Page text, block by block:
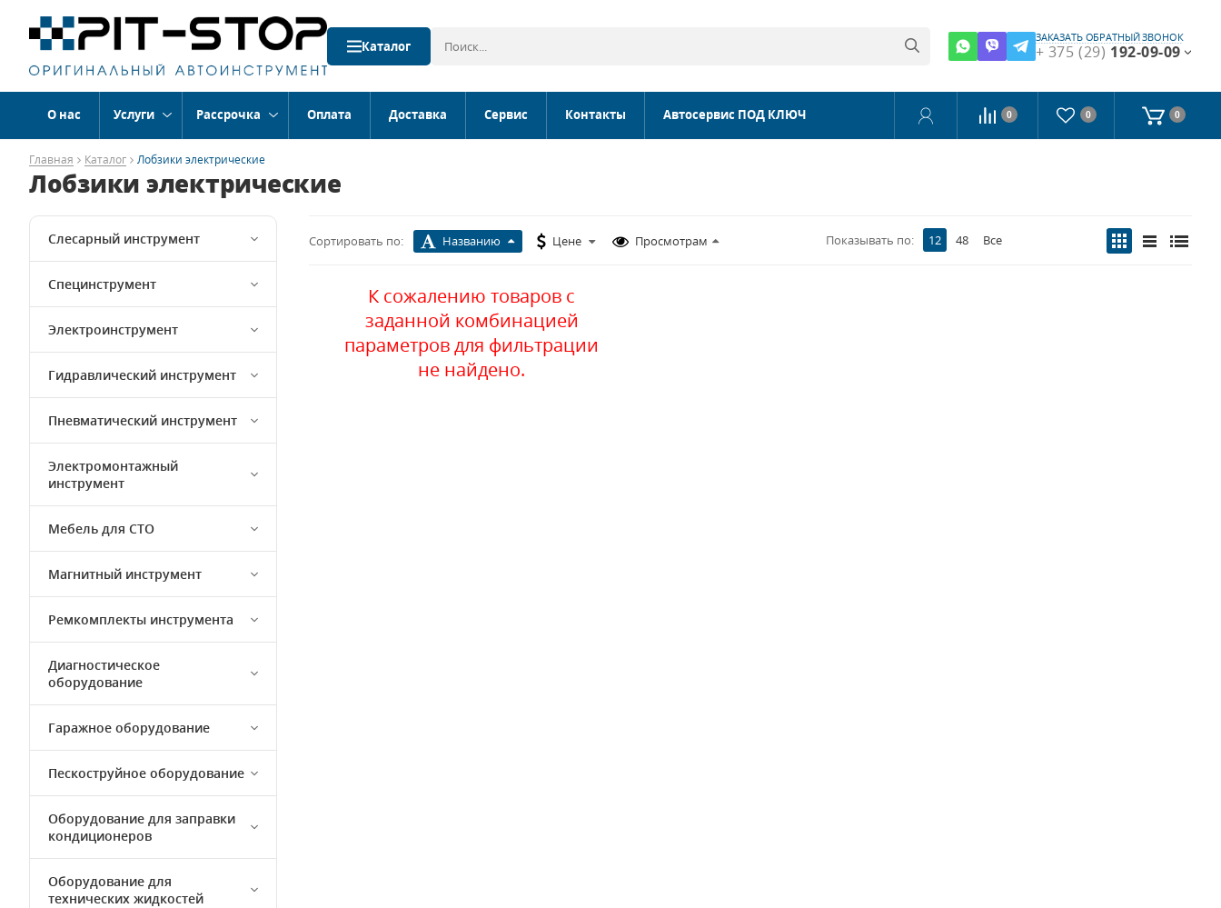
Каталог
ЗАКАЗАТЬ ОБРАТНЫЙ ЗВОНОК
+ 375 (29) 192-09-09
О нас Услуги Рассрочка Оплата Доставка Сервис Контакты Автосервис ПОД КЛЮЧ 0 0 0
Главная Каталог Лобзики электрические
Лобзики электрические
Слесарный инструмент
Специнструмент
Электроинструмент
Гидравлический инструмент
Пневматический инструмент
Электромонтажный
инструмент
Мебель для СТО
Магнитный инструмент
Ремкомплекты инструмента
Диагностическое
оборудование
Гаражное оборудование
Пескоструйное оборудование
Оборудование для заправки
кондиционеров
Оборудование для
технических жидкостей
Сортировать по: Названию Цене Просмотрам Показывать по: 12 48 Все
К сожалению товаров с
заданной комбинацией
параметров для фильтрации
не найдено.